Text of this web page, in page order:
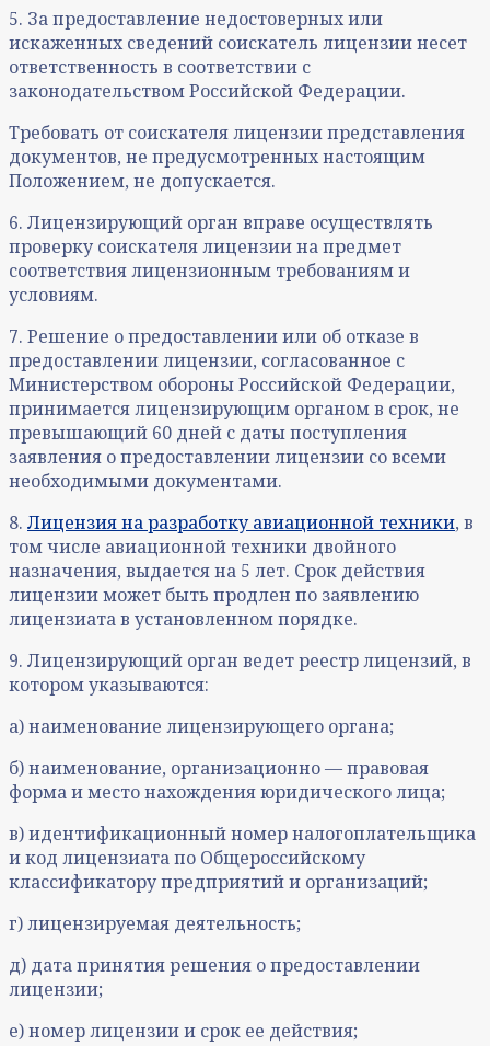
5. За предоставление недостоверных или
искаженных сведений соискатель лицензии несет
ответственность в соответствии с
законодательством Российской Федерации.
Требовать от соискателя лицензии представления
документов, не предусмотренных настоящим
Положением, не допускается.
6. Лицензирующий орган вправе осуществлять
проверку соискателя лицензии на предмет
соответствия лицензионным требованиям и
условиям.
7. Решение о предоставлении или об отказе в
предоставлении лицензии, согласованное с
Министерством обороны Российской Федерации,
принимается лицензирующим органом в срок, не
превышающий 60 дней с даты поступления
заявления о предоставлении лицензии со всеми
необходимыми документами.
8. Лицензия на разработку авиационной техники, в
том числе авиационной техники двойного
назначения, выдается на 5 лет. Срок действия
лицензии может быть продлен по заявлению
лицензиата в установленном порядке.
9. Лицензирующий орган ведет реестр лицензий, в
котором указываются:
а) наименование лицензирующего органа;
б) наименование, организационно — правовая
форма и место нахождения юридического лица;
в) идентификационный номер налогоплательщика
и код лицензиата по Общероссийскому
классификатору предприятий и организаций;
г) лицензируемая деятельность;
д) дата принятия решения о предоставлении
лицензии;
е) номер лицензии и срок ее действия;